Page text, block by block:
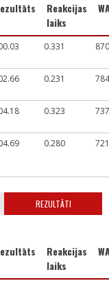
Reakcijas
laiks
0.331 870
0.231 784
0.323 737
0.280 721
REZULTĀTI
Reakcijas
laiks